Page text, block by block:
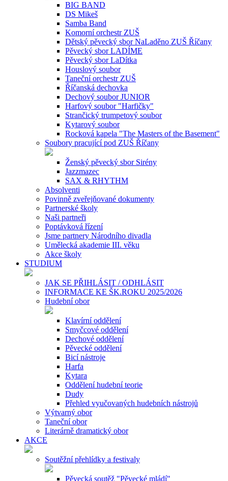
BIG BAND
DS Mikeš
Samba Band
Komorní orchestr ZUŠ
Dětský pěvecký sbor NaLaděno ZUŠ Říčany
Pěvecký sbor LADÍME
Pěvecký sbor LaDítka
Houslový soubor
Taneční orchestr ZUŠ
Říčanská dechovka
Dechový soubor JUNIOR
Harfový soubor "Harfičky"
Strančický trumpetový soubor
Kytarový soubor
Rocková kapela "The Masters of the Basement"
Soubory pracující pod ZUŠ Říčany
Ženský pěvecký sbor Sirény
Jazzmazec
SAX & RHYTHM
Absolventi
Povinně zveřejňované dokumenty
Partnerské školy
Naši partneři
Poptávková řízení
Jsme partnery Národního divadla
Umělecká akademie III. věku
Akce školy
STUDIUM
JAK SE PŘIHLÁSIT / ODHLÁSIT
INFORMACE KE ŠK.ROKU 2025/2026
Hudební obor
Klavírní oddělení
Smyčcové oddělení
Dechové oddělení
Pěvecké oddělení
Bicí nástroje
Harfa
Kytara
Oddělení hudební teorie
Dudy
Přehled vyučovaných hudebních nástrojů
Výtvarný obor
Taneční obor
Literárně dramatický obor
AKCE
Soutěžní přehlídky a festivaly
Pěvecká soutěž "Pěvecké mládí"